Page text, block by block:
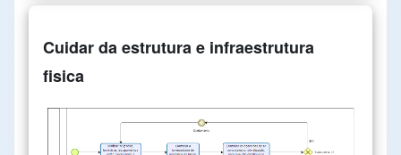
Cuidar da estrutura e infraestrutura
fisica